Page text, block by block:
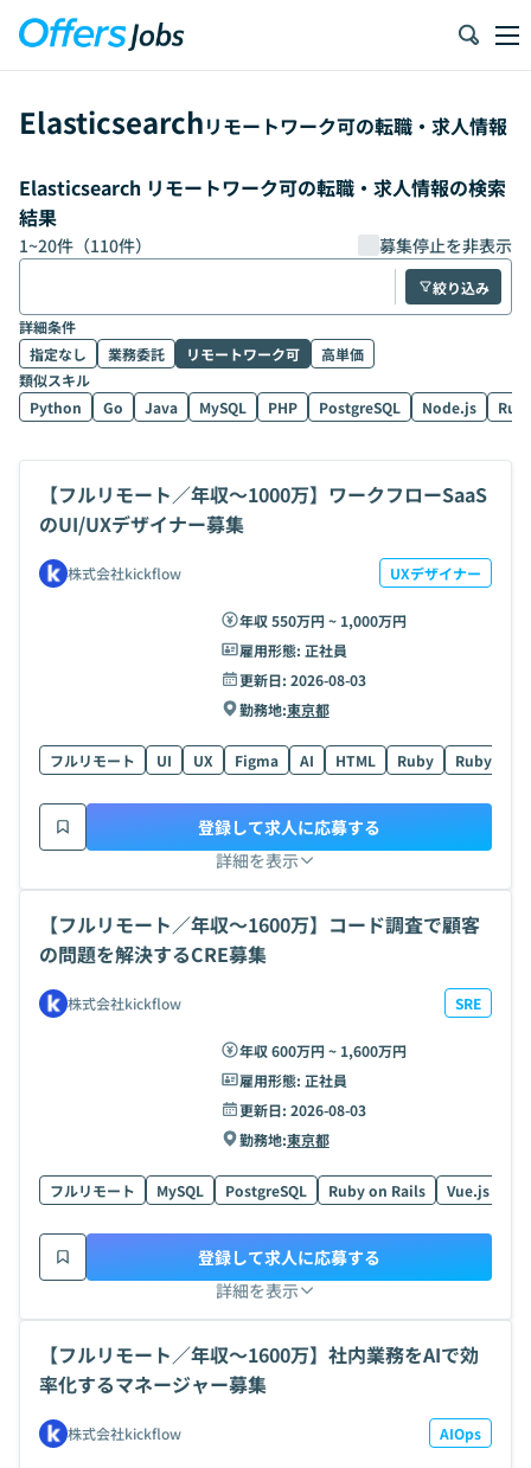
Elasticsearchリモートワーク可の転職・求人情報
Elasticsearch リモートワーク可の転職・求人情報の検索
結果
1~20件（110件） 募集停止を非表示
絞り込み
詳細条件
指定なし
業務委託 リモートワーク可
高単価
類似スキル
Python
Go Java MySQL PHP PostgreSQL Node.js
【フルリモート／年収〜1000万】ワークフローSaaS
のUI/UXデザイナー募集
株式会社kickflow UXデザイナー
年収 550万円 ~ 1,000万円
雇用形態: 正社員
更新日: 2026-08-03
勤務地:東京都
フルリモート UI UX Figma AI HTML Ruby Ruby on
詳細を表示
登録して求人に応募する
【フルリモート／年収〜1600万】コード調査で顧客
の問題を解決するCRE募集
株式会社kickflow SRE
年収 600万円 ~ 1,600万円
雇用形態: 正社員
更新日: 2026-08-03
勤務地:東京都
フルリモート MySQL PostgreSQL Ruby on Rails Vue.js
詳細を表示
登録して求人に応募する
【フルリモート／年収〜1600万】社内業務をAIで効
率化するマネージャー募集
株式会社kickflow AIOps